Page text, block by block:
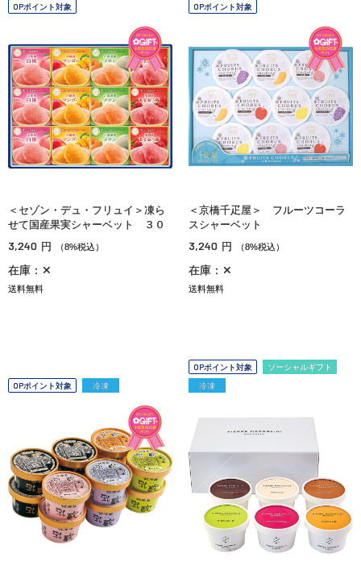
OPポイント対象
＜セゾン・デュ・フリュイ＞凍ら
せて国産果実シャーベット ３０
3,240 円 （8%税込）
在庫：✕
送料無料
OPポイント対象
＜京橋千疋屋＞ フルーツコーラ
スシャーベット
3,240 円 （8%税込）
在庫：✕
送料無料
OPポイント対象 冷凍
OPポイント対象
ソーシャルギフト
冷凍